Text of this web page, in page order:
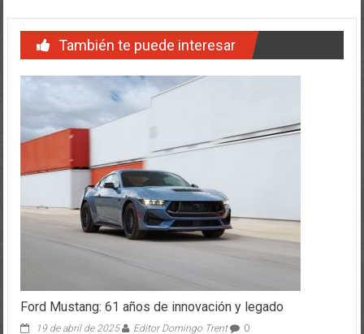
19 de abril de 2025 Editor Domingo Trent 0